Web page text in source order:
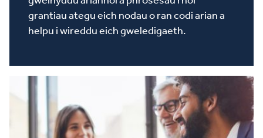
grantiau ategu eich nodau o ran codi arian a
helpu i wireddu eich gweledigaeth.